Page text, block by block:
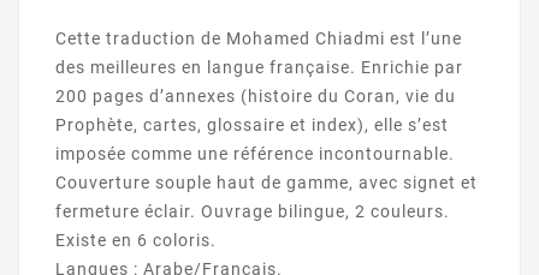
Cette traduction de Mohamed Chiadmi est l’une
des meilleures en langue française. Enrichie par
200 pages d’annexes (histoire du Coran, vie du
Prophète, cartes, glossaire et index), elle s’est
imposée comme une référence incontournable.
Couverture souple haut de gamme, avec signet et
fermeture éclair. Ouvrage bilingue, 2 couleurs.
Existe en 6 coloris.
Langues : Arabe/Français.